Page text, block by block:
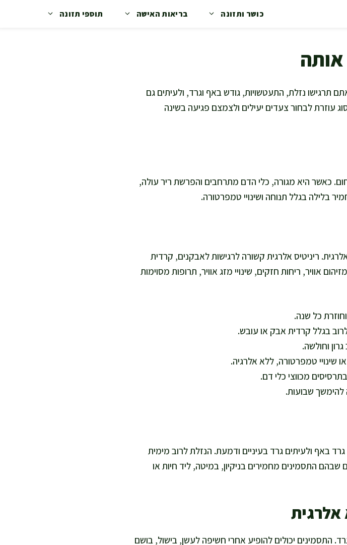
כושר ותזונה בריאות האישה תוספי תזונה
אותה
תרגישו נזלת, התעטשויות, גודש באף וגרד, ולעיתים גם
עוזרת לבחור צעדים יעילים ולצמצם פגיעה בשינה
כאשר היא מגורה, כלי הדם מתרחבים והפרשת ריר עולה,
בלילה בגלל תנוחה ושינויי טמפרטורה.
ריניטיס אלרגית קשורה לרגישות לאבקנים, קרדית
אוויר, ריחות חזקים, שינויי מזג אוויר, תרופות מסוימות
כל שנה.
בגלל קרדית אבק או עובש.
וחולשה.
שינויי טמפרטורה, ללא אלרגיה.
מכווצי כלי דם.
להימשך שבועות.
באף ולעיתים גרד בעיניים ודמעת. הנזלת לרוב מימית
התסמינים מחמירים בניקיון, במיטה, ליד חיות או
אלרגית
התסמינים יכולים להופיע אחרי חשיפה לעשן, בישול, בושם